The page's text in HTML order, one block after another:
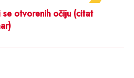
se otvorenih očiju (citat